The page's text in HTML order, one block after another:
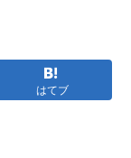
はてブ